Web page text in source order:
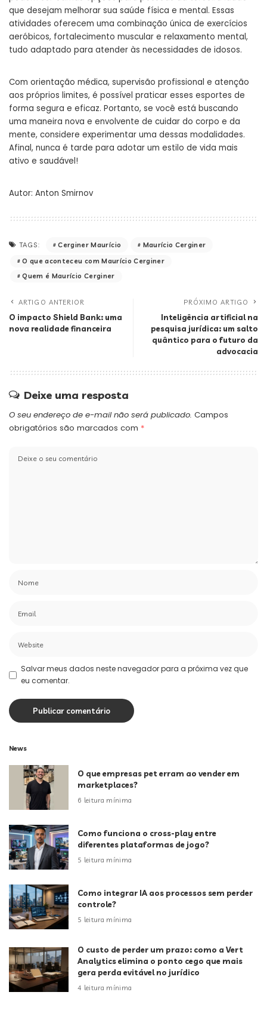
que desejam melhorar sua saúde física e mental. Essas
atividades oferecem uma combinação única de exercícios
aeróbicos, fortalecimento muscular e relaxamento mental,
tudo adaptado para atender às necessidades de idosos.
Com orientação médica, supervisão profissional e atenção
aos próprios limites, é possível praticar esses esportes de
forma segura e eficaz. Portanto, se você está buscando
uma maneira nova e envolvente de cuidar do corpo e da
mente, considere experimentar uma dessas modalidades.
Afinal, nunca é tarde para adotar um estilo de vida mais
ativo e saudável!
Autor: Anton Smirnov
TAGS: Cerginer Maurício
Maurício Cerginer
O que aconteceu com Maurício Cerginer
Quem é Maurício Cerginer
ARTIGO ANTERIOR
O impacto Shield Bank: uma
nova realidade financeira
PRÓXIMO ARTIGO
Inteligência artificial na
pesquisa jurídica: um salto
quântico para o futuro da
advocacia
Deixe uma resposta
O seu endereço de e-mail não será publicado. Campos
obrigatórios são marcados com *
Salvar meus dados neste navegador para a próxima vez que
eu comentar.
News
O que empresas pet erram ao vender em
marketplaces?
6 leitura mínima
Como funciona o cross-play entre
diferentes plataformas de jogo?
5 leitura mínima
Como integrar IA aos processos sem perder
controle?
5 leitura mínima
O custo de perder um prazo: como a Vert
Analytics elimina o ponto cego que mais
gera perda evitável no jurídico
4 leitura mínima